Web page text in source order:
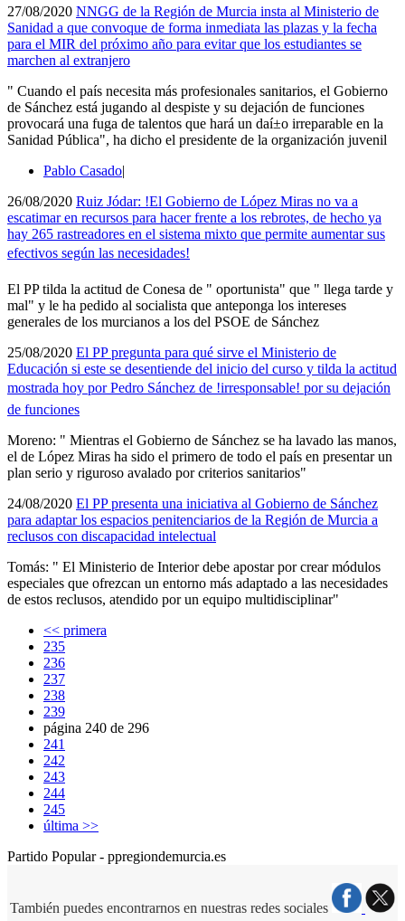
27/08/2020 NNGG de la Región de Murcia insta al Ministerio de
Sanidad a que convoque de forma inmediata las plazas y la fecha
para el MIR del próximo año para evitar que los estudiantes se
marchen al extranjero
" Cuando el paí­s necesita más profesionales sanitarios, el Gobierno
de Sánchez está jugando al despiste y su dejación de funciones
provocará una fuga de talentos que hará un daí±o irreparable en la
Sanidad Pública", ha dicho el presidente de la organización juvenil
Pablo Casado|
26/08/2020 Ruiz Jódar: !El Gobierno de López Miras no va a
escatimar en recursos para hacer frente a los rebrotes, de hecho ya
hay 265 rastreadores en el sistema mixto que permite aumentar sus
efectivos según las necesidades!
El PP tilda la actitud de Conesa de " oportunista" que " llega tarde y
mal" y le ha pedido al socialista que anteponga los intereses
generales de los murcianos a los del PSOE de Sánchez
25/08/2020 El PP pregunta para qué sirve el Ministerio de
Educación si este se desentiende del inicio del curso y tilda la actitud
mostrada hoy por Pedro Sánchez de !irresponsable! por su dejación
de funciones
Moreno: " Mientras el Gobierno de Sánchez se ha lavado las manos,
el de López Miras ha sido el primero de todo el paí­s en presentar un
plan serio y riguroso avalado por criterios sanitarios"
24/08/2020 El PP presenta una iniciativa al Gobierno de Sánchez
para adaptar los espacios penitenciarios de la Región de Murcia a
reclusos con discapacidad intelectual
Tomás: " El Ministerio de Interior debe apostar por crear módulos
especiales que ofrezcan un entorno más adaptado a las necesidades
de estos reclusos, atendido por un equipo multidisciplinar"
<< primera
235
236
237
238
239
página 240 de 296
241
242
243
244
245
última >>
Partido Popular - ppregiondemurcia.es
También puedes encontrarnos en nuestras redes sociales